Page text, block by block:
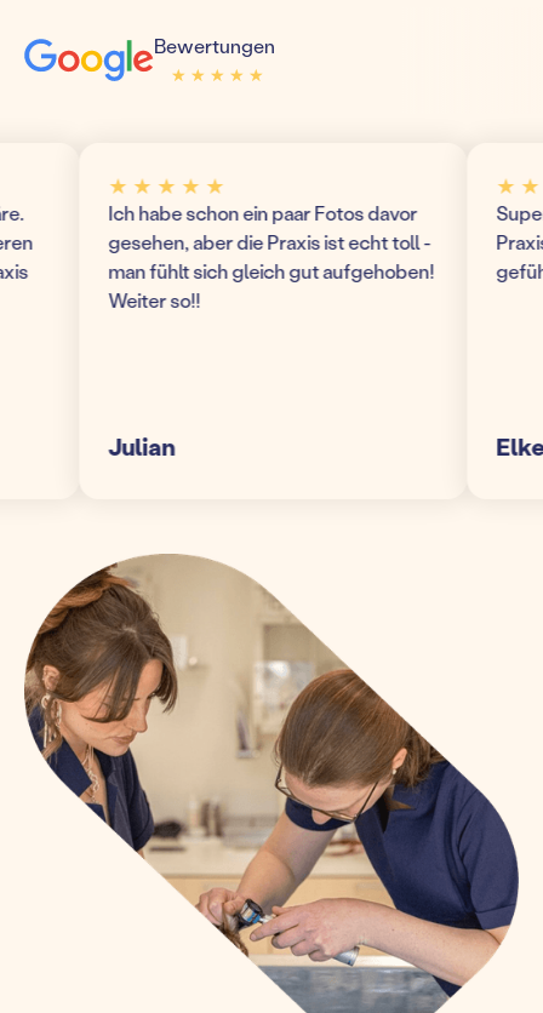
Bewertungen
★ ★ ★ ★ ★
★ ★ ★ ★ ★
★ ★ ★ ★ ★
Ich habe schon ein paar Fotos davor
gesehen, aber die Praxis ist echt toll -
man fühlt sich gleich gut aufgehoben!
Weiter so!!
Julian
★ ★ ★
Super
Praxis!
gefühlt
Elke S.